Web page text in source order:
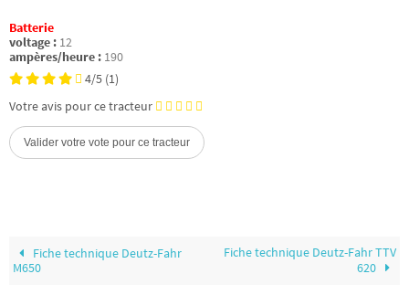
Batterie
voltage : 12
ampères/heure : 190
4/5 (1)
Votre avis pour ce tracteur
Fiche technique Deutz-Fahr
M650
Fiche technique Deutz-Fahr TTV
620